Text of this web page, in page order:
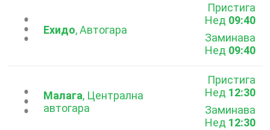
...Ехидо, Автогара
Пристига
Нед 09:40
Заминава
Нед 09:40
...Малага, Централна
автогара
Пристига
Нед 12:30
Заминава
Нед 12:30